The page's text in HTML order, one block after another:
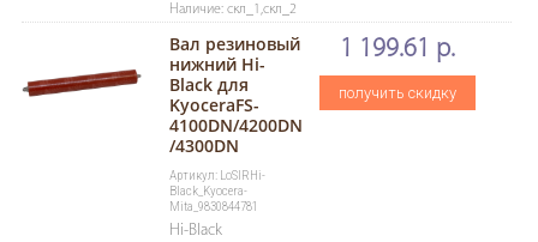
Наличие: скл_1,скл_2
Вал резиновый
нижний Hi-
Black для
KyoceraFS-
4100DN/4200DN
/4300DN
Артикул: LoSlRHi-
Black_Kyocera-
Mita_9830844781
Hi-Black
1 199.61 р.
получить скидку